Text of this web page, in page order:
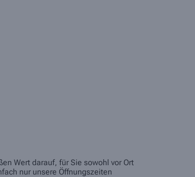
Wert darauf, für Sie sowohl vor Ort
nur unsere Öffnungszeiten